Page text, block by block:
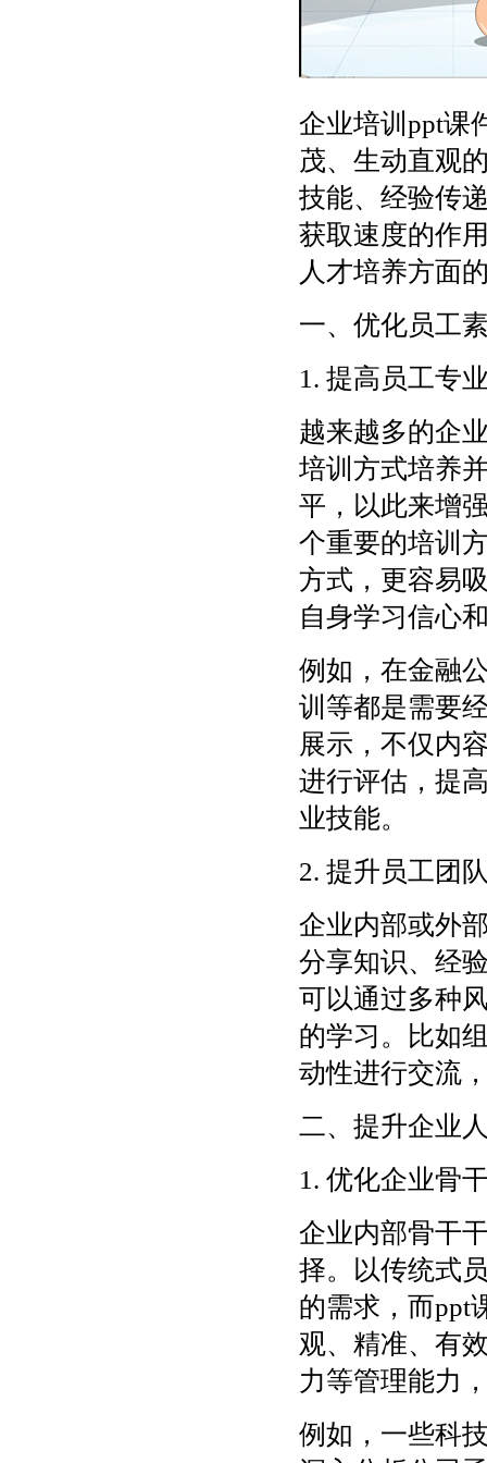
企业培训ppt课
茂、生动直观
技能、经验传
获取速度的作
人才培养方面
一、优化员工
1. 提高员工专
越来越多的企
培训方式培养
平，以此来增
个重要的培训
方式，更容易
自身学习信心
例如，在金融
训等都是需要
展示，不仅内
进行评估，提
业技能。
2. 提升员工团
企业内部或外
分享知识、经
可以通过多种
的学习。比如
动性进行交流
二、提升企业
1. 优化企业骨
企业内部骨干
择。以传统式
的需求，而ppt
观、精准、有
力等管理能力
例如，一些科